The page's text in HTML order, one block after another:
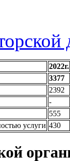
2022г.
3377
2392
-
555
услуги 430